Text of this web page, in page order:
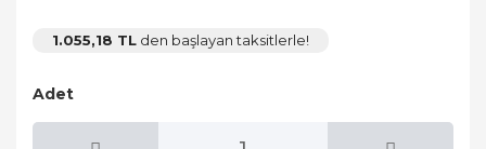
1.055,18 TL den başlayan taksitlerle!
Adet